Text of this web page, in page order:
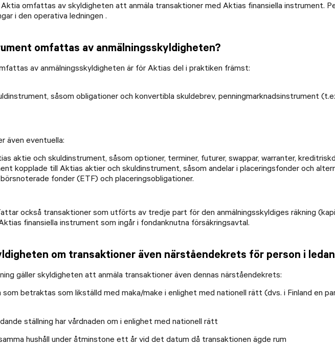
omfattas av skyldigheten att anmäla transaktioner med Aktias finansiella instrument.
i den operativa ledningen .
omfattas av anmälningsskyldigheten?
av anmälningsskyldigheten är för Aktias del i praktiken främst:
såsom obligationer och konvertibla skuldebrev, penningmarknadsinstrument
även eventuella:
aktie och skuldinstrument, såsom optioner, terminer, futurer, swappar, warranter,
kopplade till Aktias aktier och skuldinstrument, såsom andelar i placeringsfonder och
fonder (ETF) och placeringsobligationer.
också transaktioner som utförts av tredje part för den anmälningsskyldiges räkning
finansiella instrument som ingår i fondanknutna försäkringsavtal.
om transaktioner även närståendekrets för person i
gäller skyldigheten att anmäla transaktioner även dennas närståendekrets:
som betraktas som likställd med maka/make i enlighet med nationell rätt (dvs. i Finland en
ställning har vårdnaden om i enlighet med nationell rätt
hushåll under åtminstone ett år vid det datum då transaktionen ägde rum